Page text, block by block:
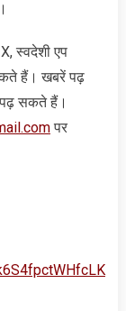
स्‍वदेशी एप
हैं। खबरें पढ़
सकते हैं।
पर